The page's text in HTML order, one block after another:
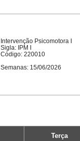
Intervenção Psicomotora I
Sigla: IPM I
Código: 220010
Semanas: 15/06/2026
Terça